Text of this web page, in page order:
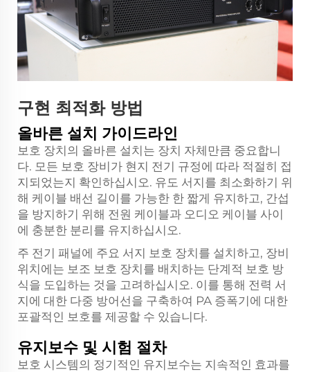
구현 최적화 방법
올바른 설치 가이드라인
보호 장치의 올바른 설치는 장치 자체만큼 중요합니
다. 모든 보호 장비가 현지 전기 규정에 따라 적절히 접
지되었는지 확인하십시오. 유도 서지를 최소화하기 위
해 케이블 배선 길이를 가능한 한 짧게 유지하고, 간섭
을 방지하기 위해 전원 케이블과 오디오 케이블 사이
에 충분한 분리를 유지하십시오.
주 전기 패널에 주요 서지 보호 장치를 설치하고, 장비
위치에는 보조 보호 장치를 배치하는 단계적 보호 방
식을 도입하는 것을 고려하십시오. 이를 통해 전력 서
지에 대한 다중 방어선을 구축하여 PA 증폭기에 대한
포괄적인 보호를 제공할 수 있습니다.
유지보수 및 시험 절차
보호 시스템의 정기적인 유지보수는 지속적인 효과를